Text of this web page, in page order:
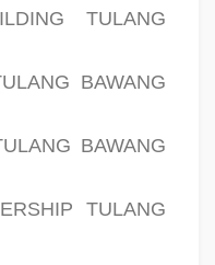
TULANG
BAWANG
BAWANG
TULANG